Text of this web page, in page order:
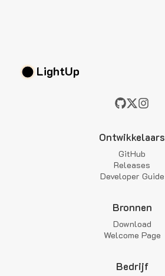
LightUp
Ontwikkelaars
GitHub
Releases
Developer Guide
Bronnen
Download
Welcome Page
Bedrijf